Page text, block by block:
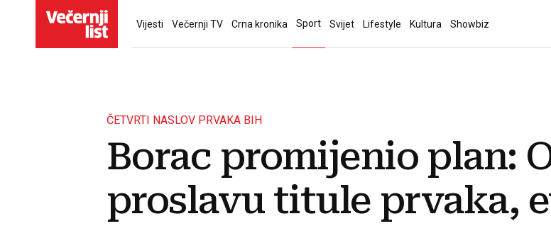
Vijesti Večernji TV Crna kronika Sport Svijet Lifestyle Kultura Showbiz
ČETVRTI NASLOV PRVAKA BIH
Borac promijenio plan:
proslavu titule prvaka,